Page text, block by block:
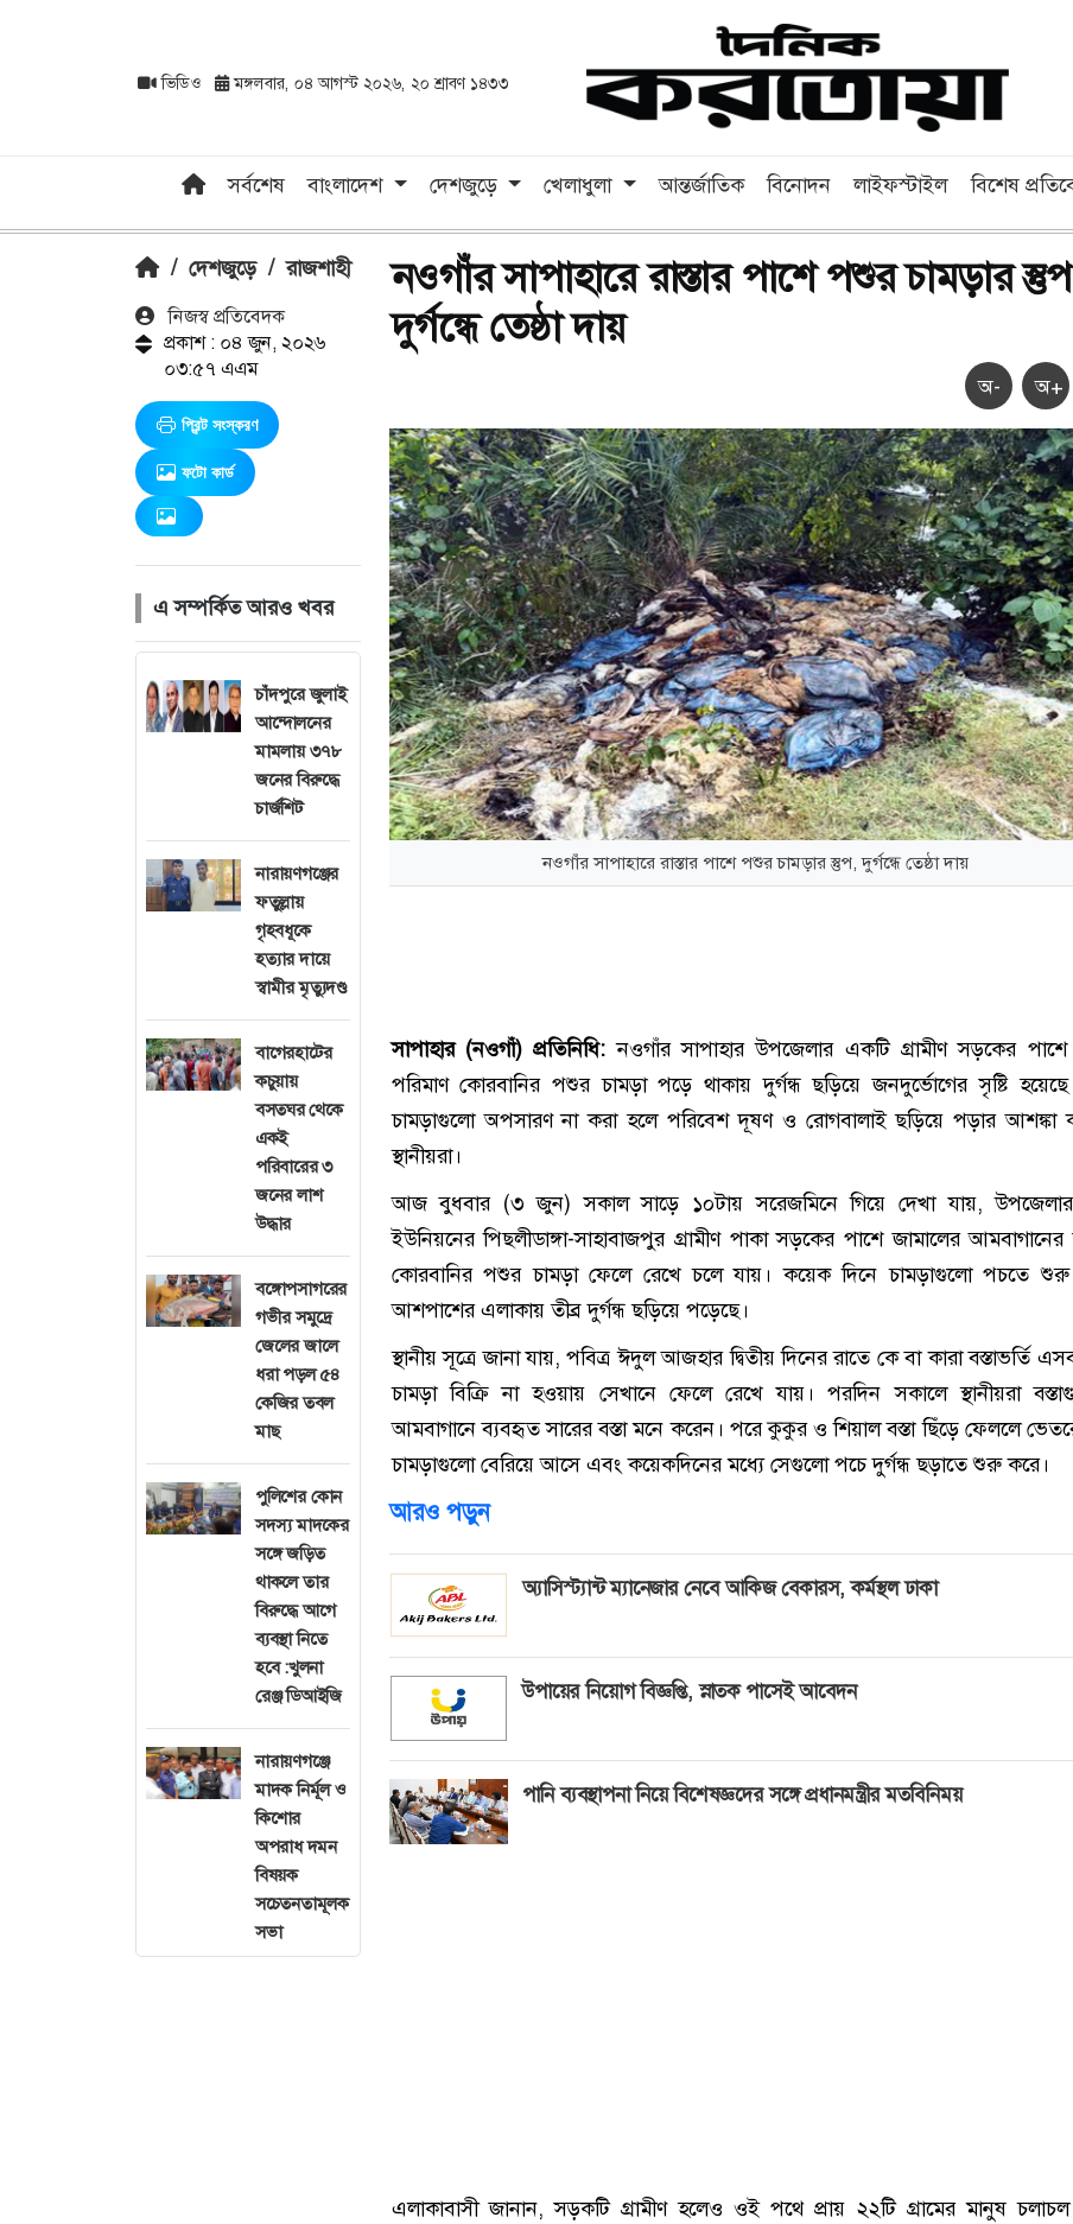
ভিডিও মঙ্গলবার, ০৪ আগস্ট ২০২৬, ২০ শ্রাবণ ১৪৩৩
সর্বশেষ বাংলাদেশ দেশজুড়ে খেলাধুলা আন্তর্জাতিক বিনোদন লাইফস্টাইল বিশেষ
/ দেশজুড়ে / রাজশাহী
নিজস্ব প্রতিবেদক
প্রকাশ : ০৪ জুন, ২০২৬
০৩:৫৭ এএম
প্রিন্ট সংস্করণ
ফটো কার্ড
এ সম্পর্কিত আরও খবর
চাঁদপুরে জুলাই
আন্দোলনের
মামলায় ৩৭৮
জনের বিরুদ্ধে
চার্জশিট
নারায়ণগঞ্জের
ফতুল্লায়
গৃহবধূকে
হত্যার দায়ে
স্বামীর মৃত্যুদণ্ড
বাগেরহাটের
কচুয়ায়
বসতঘর থেকে
একই
পরিবারের ৩
জনের লাশ
উদ্ধার
বঙ্গোপসাগরের
গভীর সমুদ্রে
জেলের জালে
ধরা পড়ল ৫৪
কেজির তবল
মাছ
পুলিশের কোন
সদস্য মাদকের
সঙ্গে জড়িত
থাকলে তার
বিরুদ্ধে আগে
ব্যবস্থা নিতে
হবে :খুলনা
রেঞ্জ ডিআইজি
নারায়ণগঞ্জে
মাদক নির্মূল ও
কিশোর
অপরাধ দমন
বিষয়ক
সচেতনতামূলক
সভা
নওগাঁর সাপাহারে রাস্তার পাশে পশুর চামড়ার
দুর্গন্ধে তেষ্ঠা দায়
অ- অ+
নওগাঁর সাপাহারে রাস্তার পাশে পশুর চামড়ার স্তুপ, দুর্গন্ধে তেষ্ঠা দায়
সাপাহার (নওগাঁ) প্রতিনিধি: নওগাঁর সাপাহার উপজেলার একটি গ্রামীণ সড়কের
পরিমাণ কোরবানির পশুর চামড়া পড়ে থাকায় দুর্গন্ধ ছড়িয়ে জনদুর্ভোগের সৃষ্টি
চামড়াগুলো অপসারণ না করা হলে পরিবেশ দূষণ ও রোগবালাই ছড়িয়ে পড়ার আশঙ্কা
স্থানীয়রা।
আজ বুধবার (৩ জুন) সকাল সাড়ে ১০টায় সরেজমিনে গিয়ে দেখা যায়,
ইউনিয়নের পিছলীডাঙ্গা-সাহাবাজপুর গ্রামীণ পাকা সড়কের পাশে জামালের আমবাগানের
কোরবানির পশুর চামড়া ফেলে রেখে চলে যায়। কয়েক দিনে চামড়াগুলো পচতে
আশপাশের এলাকায় তীব্র দুর্গন্ধ ছড়িয়ে পড়েছে।
স্থানীয় সূত্রে জানা যায়, পবিত্র ঈদুল আজহার দ্বিতীয় দিনের রাতে কে বা কারা বস্তাভর্তি
চামড়া বিক্রি না হওয়ায় সেখানে ফেলে রেখে যায়। পরদিন সকালে স্থানীয়রা
আমবাগানে ব্যবহৃত সারের বস্তা মনে করেন। পরে কুকুর ও শিয়াল বস্তা ছিঁড়ে ফেললে
চামড়াগুলো বেরিয়ে আসে এবং কয়েকদিনের মধ্যে সেগুলো পচে দুর্গন্ধ ছড়াতে শুরু করে।
আরও পড়ুন
অ্যাসিস্ট্যান্ট ম্যানেজার নেবে আকিজ বেকারস, কর্মস্থল ঢাকা
উপায়ের নিয়োগ বিজ্ঞপ্তি, স্নাতক পাসেই আবেদন
পানি ব্যবস্থাপনা নিয়ে বিশেষজ্ঞদের সঙ্গে প্রধানমন্ত্রীর মতবিনিময়
এলাকাবাসী জানান, সড়কটি গ্রামীণ হলেও ওই পথে প্রায় ২২টি গ্রামের মানুষ